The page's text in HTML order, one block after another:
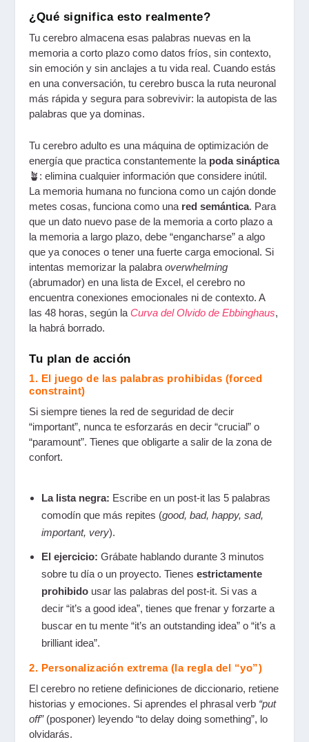
¿Qué significa esto realmente?
Tu cerebro almacena esas palabras nuevas en la
memoria a corto plazo como datos fríos, sin contexto,
sin emoción y sin anclajes a tu vida real. Cuando estás
en una conversación, tu cerebro busca la ruta neuronal
más rápida y segura para sobrevivir: la autopista de las
palabras que ya dominas.
Tu cerebro adulto es una máquina de optimización de
energía que practica constantemente la poda sináptica
🪴: elimina cualquier información que considere inútil.
La memoria humana no funciona como un cajón donde
metes cosas, funciona como una red semántica. Para
que un dato nuevo pase de la memoria a corto plazo a
la memoria a largo plazo, debe “engancharse” a algo
que ya conoces o tener una fuerte carga emocional. Si
intentas memorizar la palabraoverwhelming
(abrumador) en una lista de Excel, el cerebro no
encuentra conexiones emocionales ni de contexto. A
las 48 horas, según laCurva del Olvido de Ebbinghaus,
la habrá borrado.
Tu plan de acción
1. El juego de las palabras prohibidas (forced
constraint)
Si siempre tienes la red de seguridad de decir
“important”, nunca te esforzarás en decir “crucial” o
“paramount”. Tienes que obligarte a salir de la zona de
confort.
La lista negra: Escribe en un post-it las 5 palabras
comodín que más repites (good, bad, happy, sad,
important, very).
El ejercicio: Grábate hablando durante 3 minutos
sobre tu día o un proyecto. Tienes estrictamente
prohibidousar las palabras del post-it. Si vas a
decir “it’s a good idea”, tienes que frenar y forzarte a
buscar en tu mente “it’s an outstanding idea” o “it’s a
brilliant idea”.
2. Personalización extrema (la regla del “yo”)
El cerebro no retiene definiciones de diccionario, retiene
historias y emociones. Si aprendes el phrasal verb “put
off”(posponer) leyendo “to delay doing something”, lo
olvidarás.